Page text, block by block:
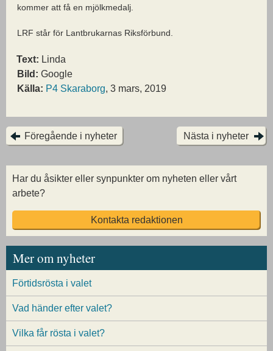
kommer att få en mjölkmedalj.
LRF står för Lantbrukarnas Riksförbund.
Text: Linda
Bild: Google
Källa: P4 Skaraborg, 3 mars, 2019
Föregående i nyheter Nästa i nyheter
Har du åsikter eller synpunkter om nyheten eller vårt
arbete?
Kontakta redaktionen
Mer om nyheter
Förtidsrösta i valet
Vad händer efter valet?
Vilka får rösta i valet?